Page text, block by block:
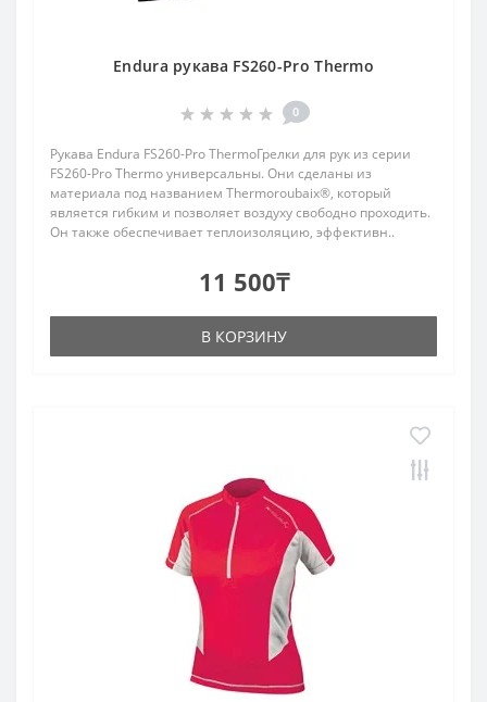
Endura рукава FS260-Pro Thermo
0
Рукава Endura FS260-Pro ThermoГрелки для рук из серии
FS260-Pro Thermo универсальны. Они сделаны из
материала под названием Thermoroubaix®, который
является гибким и позволяет воздуху свободно проходить.
Он также обеспечивает теплоизоляцию, эффективн..
11 500₸
В КОРЗИНУ